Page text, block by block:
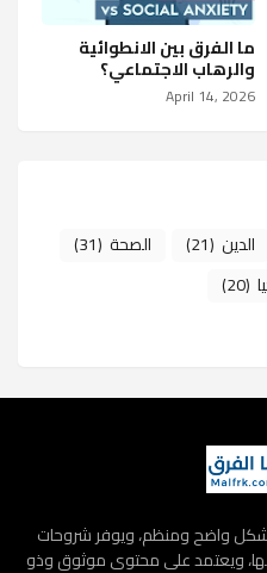
ما الفرق بين الانطوائية
والرهاب الاجتماعي؟
April 14, 2026
الدين (21) الصحة (31)
(20)
واضح ومنظم، ويوفر شروحات
ويعتمد على محتوى موثوق وذو